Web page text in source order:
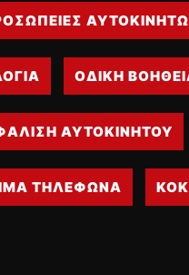
ΟΔΙΚΗ
ΑΥΤΟΚΙΝΗΤΟΥ
ΤΗΛΕΦΩΝΑ ΚΟΚ